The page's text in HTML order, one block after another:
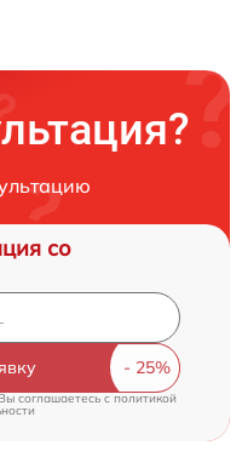
со
соглашаетесь cполитикой